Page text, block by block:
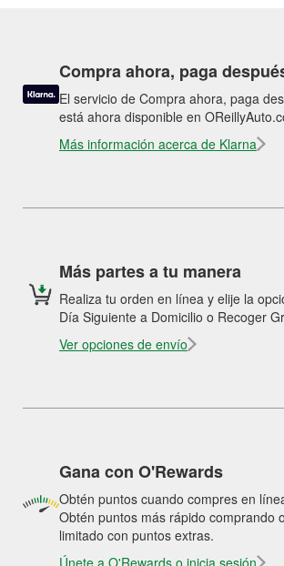
Compra ahora, paga
El servicio de Compra ahora, paga
está ahora disponible en
Más información acerca de Klarna
Más partes a tu manera
Realiza tu orden en línea y elije la
Día Siguiente a Domicilio o Recoger
Ver opciones de envío
Gana con O'Rewards
Obtén puntos cuando compres en
Obtén puntos más rápido comprando
limitado con puntos extras.
Únete a O'Rewards o inicia sesión